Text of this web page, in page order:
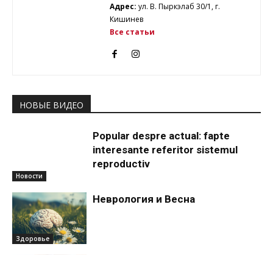
Адрес: ул. В. Пыркэлаб 30/1, г.
Кишинев
Все статьи
НОВЫЕ ВИДЕО
Новости
Popular despre actual: fapte
interesante referitor sistemul
reproductiv
Здоровье
Неврология и Весна